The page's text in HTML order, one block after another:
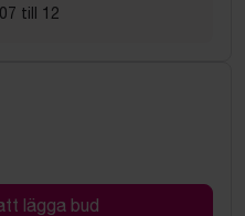
till 12
lägga bud